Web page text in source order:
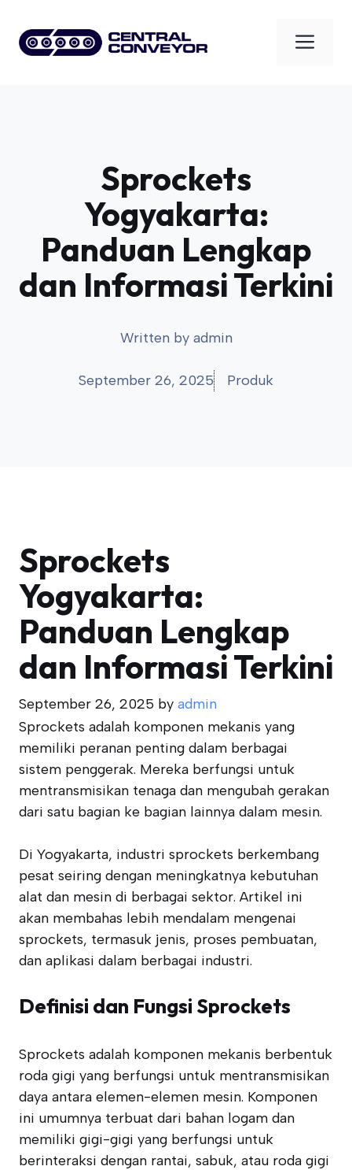
content
Sprockets
Yogyakarta:
Panduan Lengkap
dan Informasi Terkini
Written by admin
September 26, 2025 Produk
Sprockets
Yogyakarta:
Panduan Lengkap
dan Informasi Terkini
September 26, 2025 by admin
Sprockets adalah komponen mekanis yang
memiliki peranan penting dalam berbagai
sistem penggerak. Mereka berfungsi untuk
mentransmisikan tenaga dan mengubah gerakan
dari satu bagian ke bagian lainnya dalam mesin.
Di Yogyakarta, industri sprockets berkembang
pesat seiring dengan meningkatnya kebutuhan
alat dan mesin di berbagai sektor. Artikel ini
akan membahas lebih mendalam mengenai
sprockets, termasuk jenis, proses pembuatan,
dan aplikasi dalam berbagai industri.
Definisi dan Fungsi Sprockets
Sprockets adalah komponen mekanis berbentuk
roda gigi yang berfungsi untuk mentransmisikan
daya antara elemen-elemen mesin. Komponen
ini umumnya terbuat dari bahan logam dan
memiliki gigi-gigi yang berfungsi untuk
berinteraksi dengan rantai, sabuk, atau roda gigi